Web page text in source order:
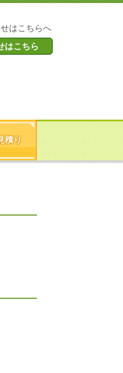
はこちらへ
はこちら
積り